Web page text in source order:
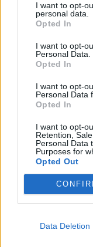
I want to opt-
personal data.
Opted In
I want to opt-
Personal Data.
Opted In
I want to opt-
Personal Data
Opted In
I want to opt-
Retention,
Personal Data
Purposes for
Opted Out
Data Deletion
FŐTÉR
A Román
hadsereg,